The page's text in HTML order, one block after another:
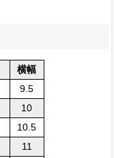
横幅
9.5
10
10.5
11